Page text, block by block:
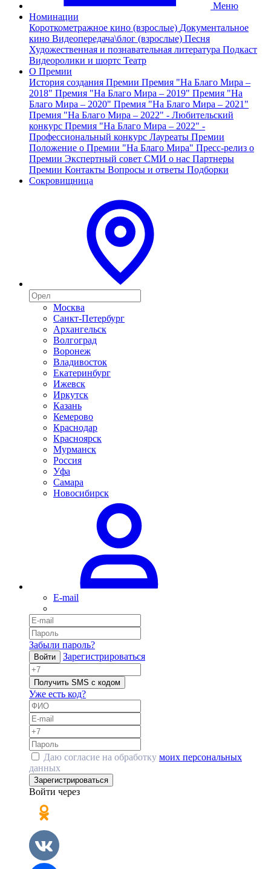
Меню
Номинации
Короткометражное кино (взрослые) Документальное
кино Видеопередача\блог (взрослые) Песня
Художественная и познавательная литература Подкаст
Видеоролики и шортс Театр
О Премии
История создания Премии Премия "На Благо Мира –
2018" Премия "На Благо Мира – 2019" Премия "На
Благо Мира – 2020" Премия "На Благо Мира – 2021"
Премия "На Благо Мира – 2022" - Любительский
конкурс Премия "На Благо Мира – 2022" -
Профессиональный конкурс Лауреаты Премии
Положение о Премии "На Благо Мира" Пресс-релиз о
Премии Экспертный совет СМИ о нас Партнеры
Премии Контакты Вопросы и ответы Подборки
Сокровищница
Москва
Санкт-Петербург
Архангельск
Волгоград
Воронеж
Владивосток
Екатеринбург
Ижевск
Иркутск
Казань
Кемерово
Краснодар
Красноярск
Мурманск
Россия
Уфа
Самара
Новосибирск
E-mail
Забыли пароль?
Войти Зарегистрироваться
Получить SMS с кодом
Уже есть код?
Даю согласие на обработку моих персональных
данных
Зарегистрироваться
Войти через